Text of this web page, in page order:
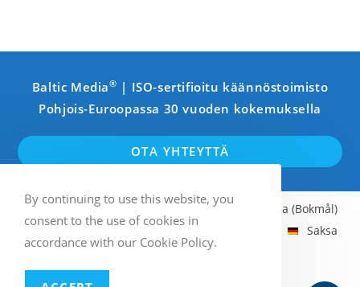
Baltic Media® | ISO-sertifioitu käännöstoimisto
Pohjois-Euroopassa 30 vuoden kokemuksella
OTA YHTEYTTÄ
Englanti Ruotsi Suomi
Norja (Bokmål)
Saksa
By continuing to use this website, you
consent to the use of cookies in
accordance with our Cookie Policy.